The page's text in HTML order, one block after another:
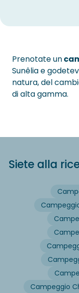
Prenotate un
Sunêlia e
natura, del
di alta gamma.
Siete alla
Campeggio